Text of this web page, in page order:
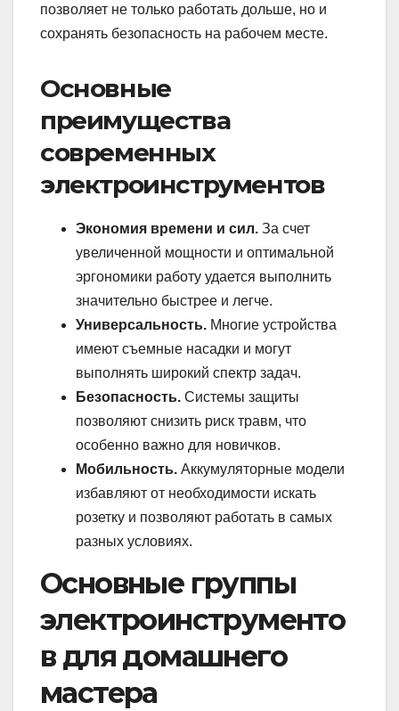
позволяет не только работать дольше, но и
сохранять безопасность на рабочем месте.
Основные
преимущества
современных
электроинструментов
Экономия времени и сил. За счет
увеличенной мощности и оптимальной
эргономики работу удается выполнить
значительно быстрее и легче.
Универсальность. Многие устройства
имеют съемные насадки и могут
выполнять широкий спектр задач.
Безопасность. Системы защиты
позволяют снизить риск травм, что
особенно важно для новичков.
Мобильность. Аккумуляторные модели
избавляют от необходимости искать
розетку и позволяют работать в самых
разных условиях.
Основные группы
электроинструменто
в для домашнего
мастера